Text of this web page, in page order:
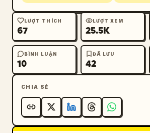
        "biểu tượng đĩa nhạc đang xoay"
      ]
    },
    "bottom_left_overlay": {
      "username": "
吹着晚风，看着日落，这一刻好治愈~ 🌅
      "audio_track": "🎵 原声 @小鹿的日常创作的
原声"
    },
LƯỢT THÍCH
67
LƯỢT XEM
25.5K
BÌNH LUẬN
10
ĐÃ LƯU
42
CHIA SẺ